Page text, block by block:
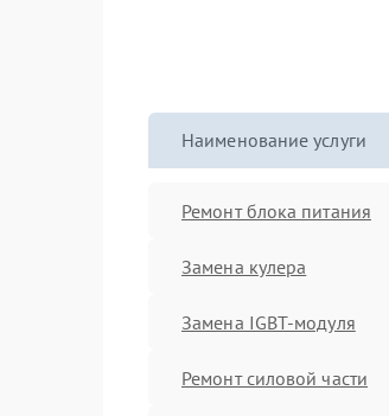
Наименование услуги
Ремонт блока питания
Замена кулера
Замена IGBT-модуля
Ремонт силовой части